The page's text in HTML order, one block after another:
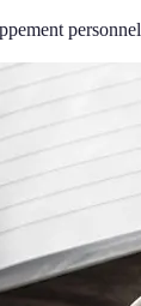
personnel